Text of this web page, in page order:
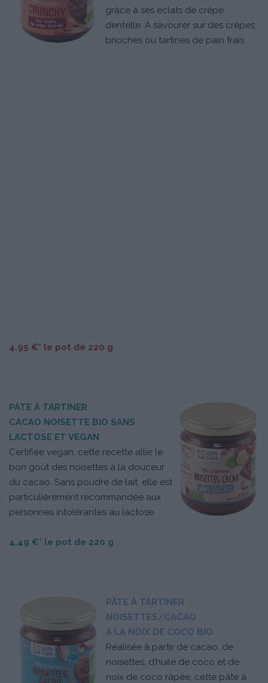
grâce à ses éclats de crêpe
dentelle. A savourer sur des crêpes,
brioches ou tartines de pain frais.
4,95 €* le pot de 220 g
PÂTE À TARTINER
CACAO NOISETTE BIO SANS
LACTOSE ET VEGAN
Certifiée vegan, cette recette allie le
bon goût des noisettes à la douceur
du cacao. Sans poudre de lait, elle est
particulièrement recommandée aux
personnes intolérantes au lactose.
4,49 €* le pot de 220 g
PÂTE À TARTINER
NOISETTES/CACAO
À LA NOIX DE COCO BIO
Réalisée à partir de cacao, de
noisettes, d’huile de coco et de
noix de coco râpée, cette pâte à